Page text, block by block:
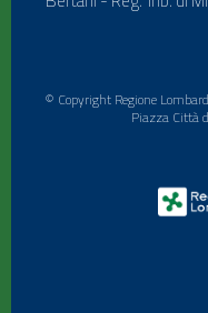
© Copyright Regione
Piazza Città